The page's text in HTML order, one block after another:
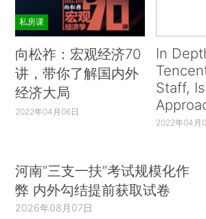
私房课
向松祚：宏观经济70
讲，带你了解国内外
经济大局
2022年04月06日
In
Staff, Is
2022年04月
河南“三支一扶”考试规模化作
弊 内外勾结提前获取试卷
2026年08月07日